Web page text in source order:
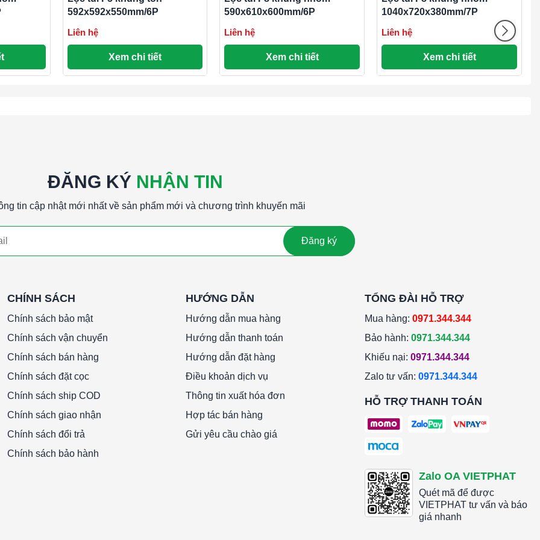
592x592x550mm/6P
Liên hệ
Xem chi tiết
590x610x600mm/6P
Liên hệ
Xem chi tiết
1040x720x380mm/7P
Liên hệ
Xem chi tiết
ĐĂNG KÝ NHẬN TIN
tin cập nhật mới nhất về sản phẩm mới và chương trình khuyến mãi
Đăng ký
CHÍNH SÁCH
Chính sách bảo mật
Chính sách vận chuyển
Chính sách bán hàng
Chính sách đặt cọc
Chính sách ship COD
Chính sách giao nhận
Chính sách đổi trả
Chính sách bảo hành
HƯỚNG DẪN
Hướng dẫn mua hàng
Hướng dẫn thanh toán
Hướng dẫn đặt hàng
Điều khoản dịch vụ
Thông tin xuất hóa đơn
Hợp tác bán hàng
Gửi yêu cầu chào giá
TỔNG ĐÀI HỖ TRỢ
Mua hàng: 0971.344.344
Bảo hành: 0971.344.344
Khiếu nại: 0971.344.344
Zalo tư vấn: 0971.344.344
HỖ TRỢ THANH TOÁN
Zalo OA VIETPHAT
Quét mã để được
VIETPHAT tư vấn và báo
giá nhanh